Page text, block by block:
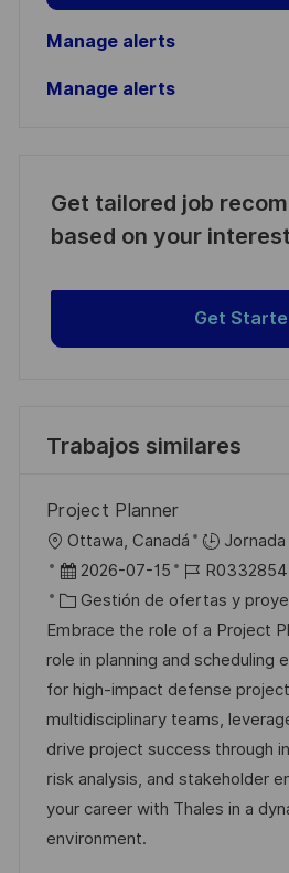
Manage alerts
Manage alerts
Get tailored job
based on your
Get
Trabajos similares
Project Planner
U
b
c
a
c
i
ó
n
Ottawa, Canadá
F
e
c
h
a
d
e
p
u
b
2026-07-15
I
D
d
e
e
m
p
l
e
R0332854
C
a
t
e
g
o
r
í
a
Gestión de ofertas y
Embrace the role of a Project
role in planning and scheduling
for high-impact defense
multidisciplinary teams,
drive project success through
risk analysis, and stakeholder
your career with Thales in a
environment.